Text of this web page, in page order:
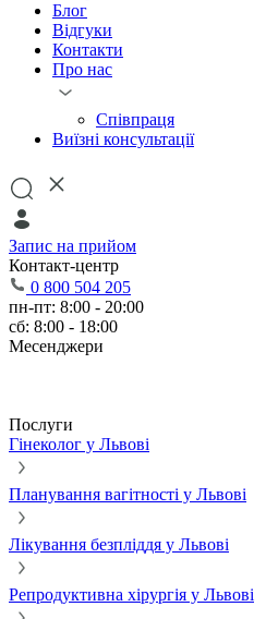
Блог
Відгуки
Контакти
Про нас
Співпраця
Виїзні консультації
Запис на прийом
Контакт-центр
0 800 504 205
пн-пт: 8:00 - 20:00
сб: 8:00 - 18:00
Месенджери
Послуги
Гінеколог у Львові
Планування вагітності у Львові
Лікування безпліддя у Львові
Репродуктивна хірургія у Львові